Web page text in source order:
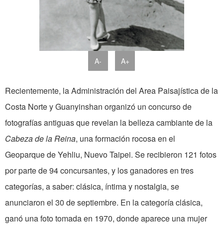
A- A+
Recientemente, la Administración del Area Paisajística de la
Costa Norte y Guanyinshan organizó un concurso de
fotografías antiguas que revelan la belleza cambiante de la
Cabeza de la Reina, una formación rocosa en el
Geoparque de Yehliu, Nuevo Taipei. Se recibieron 121 fotos
por parte de 94 concursantes, y los ganadores en tres
categorías, a saber: clásica, íntima y nostalgia, se
anunciaron el 30 de septiembre. En la categoría clásica,
ganó una foto tomada en 1970, donde aparece una mujer